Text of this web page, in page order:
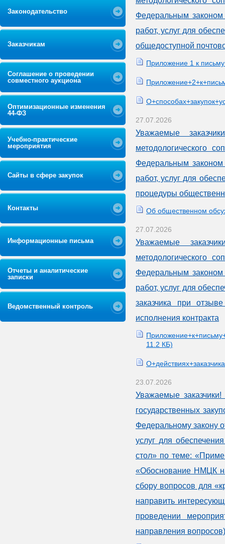
Законодательство
Заказчикам
Соглашение о проведении
совместного аукциона
Оптимизационные изменения
44-ФЗ
Учебно-практические
мероприятия
Сайты в сфере закупок
Контакты
Информационные письма
Отчеты и аналитические
записки
Ведомственный контроль
Федеральным
работ, услуг для
общедоступной
Приложение 1 к
27.07.2026
Уважаемые
методологического
Федеральным
работ, услуг для
процедуры
Об общественном
27.07.2026
Уважаемые
методологического
Федеральным
работ, услуг для
заказчика при
исполнения контракта
11.2 КБ)
23.07.2026
Уважаемые заказчики!
государственных
Федеральному закону
услуг для
стол» по теме:
«Обоснование НМЦК
сбору вопросов для
направить
проведении
направления